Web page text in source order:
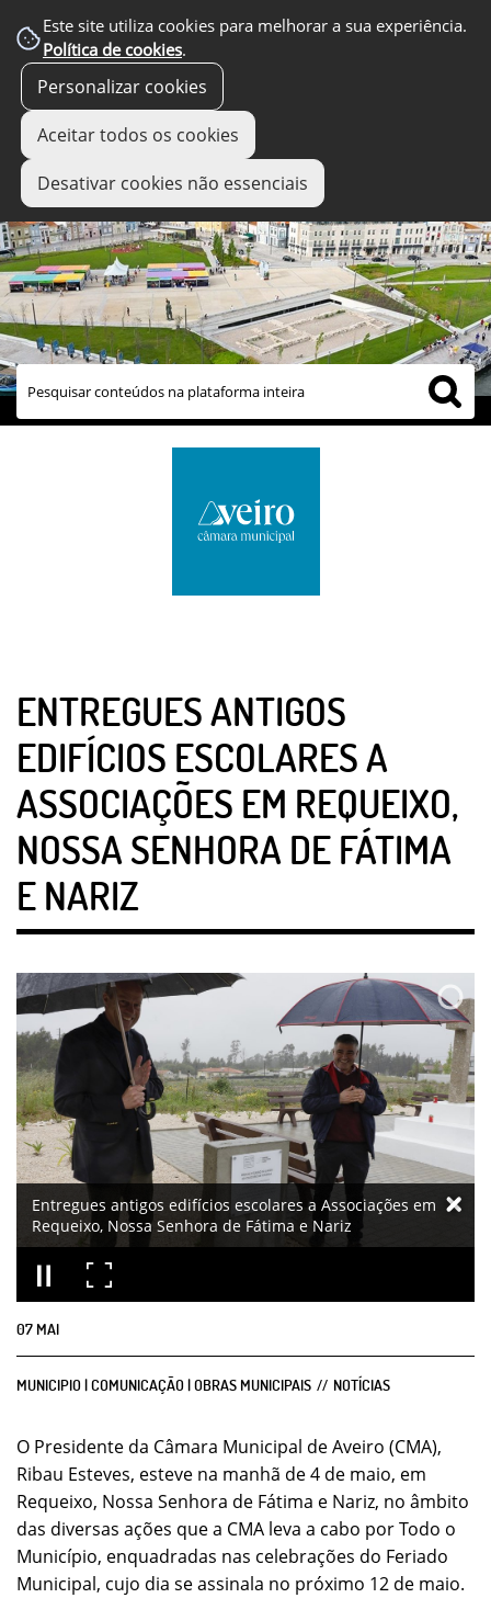
Este site utiliza cookies para melhorar a sua experiência.
Política de cookies.
Personalizar cookies
Aceitar todos os cookies
Desativar cookies não essenciais
links úteis
ENTREGUES ANTIGOS
EDIFÍCIOS ESCOLARES A
ASSOCIAÇÕES EM REQUEIXO,
NOSSA SENHORA DE FÁTIMA
E NARIZ
Entregues antigos edifícios escolares a Associações em
Requeixo, Nossa Senhora de Fátima e Nariz
07 MAI
MUNICIPIO | COMUNICAÇÃO | OBRAS MUNICIPAIS NOTÍCIAS
O Presidente da Câmara Municipal de Aveiro (CMA),
Ribau Esteves, esteve na manhã de 4 de maio, em
Requeixo, Nossa Senhora de Fátima e Nariz, no âmbito
das diversas ações que a CMA leva a cabo por Todo o
Município, enquadradas nas celebrações do Feriado
Municipal, cujo dia se assinala no próximo 12 de maio.